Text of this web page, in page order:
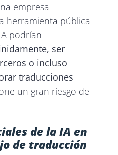
empresa
herramienta pública
podrían
ser
o incluso
traducciones
un gran riesgo de
de la IA en
de traducción